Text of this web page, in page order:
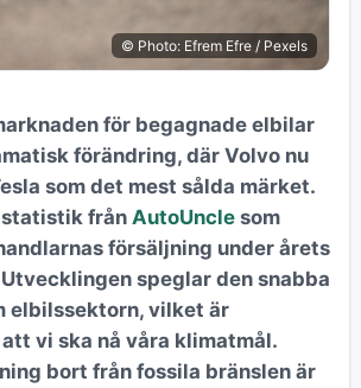
© Photo: Efrem Efre / Pexels
för begagnade elbilar
förändring, där Volvo nu
som det mest sålda märket.
från AutoUnclesom
försäljning under årets
speglar den snabba
elbilssektorn, vilket är
vi ska nå våra klimatmål.
bort från fossila bränslen är